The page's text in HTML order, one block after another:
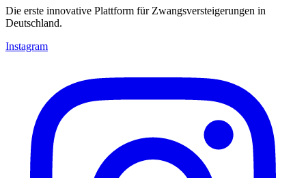
Die erste innovative Plattform für Zwangsversteigerungen in
Deutschland.
Instagram